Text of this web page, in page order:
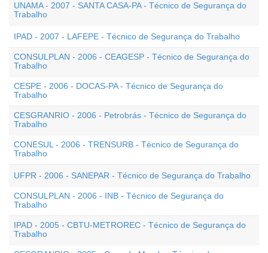
UNAMA - 2007 - SANTA CASA-PA - Técnico de Segurança do
Trabalho
IPAD - 2007 - LAFEPE - Técnico de Segurança do Trabalho
CONSULPLAN - 2006 - CEAGESP - Técnico de Segurança do
Trabalho
CESPE - 2006 - DOCAS-PA - Técnico de Segurança do
Trabalho
CESGRANRIO - 2006 - Petrobrás - Técnico de Segurança do
Trabalho
CONESUL - 2006 - TRENSURB - Técnico de Segurança do
Trabalho
UFPR - 2006 - SANEPAR - Técnico de Segurança do Trabalho
CONSULPLAN - 2006 - INB - Técnico de Segurança do
Trabalho
IPAD - 2005 - CBTU-METROREC - Técnico de Segurança do
Trabalho